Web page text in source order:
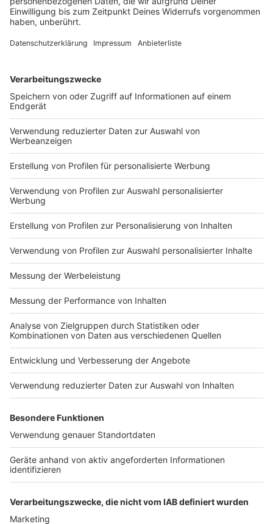
Tausende müssen ihre Häuser verlassen, ganze Orte
werden evakuiert: In British Columbia breiten sich
den Notstand ausgerufen.
DEINE GEMERKTEN ARTIKEL
Du hast dir noch keine Artikel gemerkt
Markiere sie hierfür mit einem
Impressum
Nutzungsbedingungen
Jobs
Presse
Werben
Archiv
ANTENNE BAYERN GROUP
Stiftung ANTENNE BAYERN
hilft
Teilnahmebedingungen
Kontakt
Studio-Hotline
Verkehrs-Hotline
Newsletter